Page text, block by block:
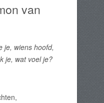
van
je, wiens hoofd,
je, wat voel je?